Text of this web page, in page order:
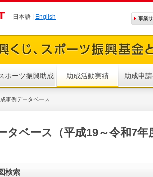
日本語 | English 事業
ポーツ振興助成 助成活動実績 助成申
事例データベース
タベース（平成19～令和7年
検索